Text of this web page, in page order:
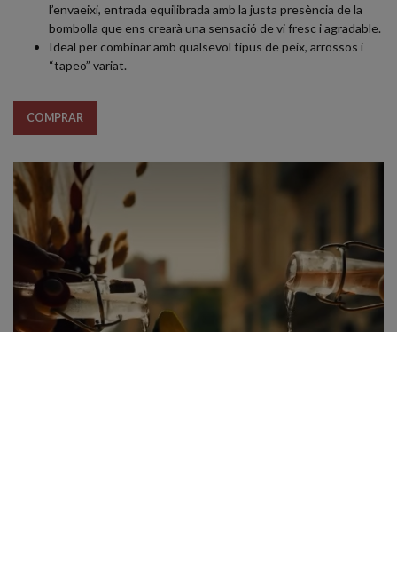
l’envaeixi, entrada equilibrada amb la justa presència de la
bombolla que ens crearà una sensació de vi fresc i agradable.
Ideal per combinar amb qualsevol tipus de peix, arrossos i
“tapeo” variat.
COMPRAR